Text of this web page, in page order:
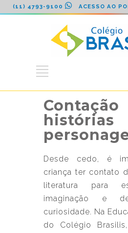
(11) 4793-9100 ACESSO AO
Desde cedo, é
criança ter contato
literatura para
imaginação e
curiosidade. Na
do Colégio